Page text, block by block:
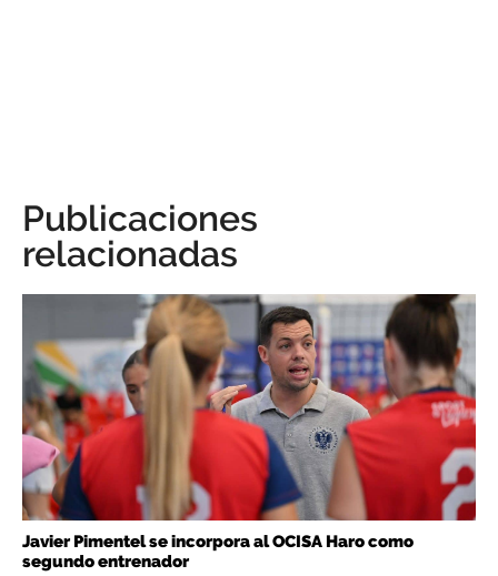
Publicaciones
relacionadas
Javier Pimentel se incorpora al OCISA Haro como
segundo entrenador